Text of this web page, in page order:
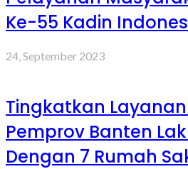
Ke-55 Kadin
24, September 2023
Tingkatkan
Pemprov Banten
Dengan 7 Rumah